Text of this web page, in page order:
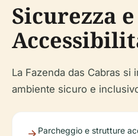
Sicurezza e
La Fazenda das Cabras si
ambiente sicuro e
Parcheggio e strutture